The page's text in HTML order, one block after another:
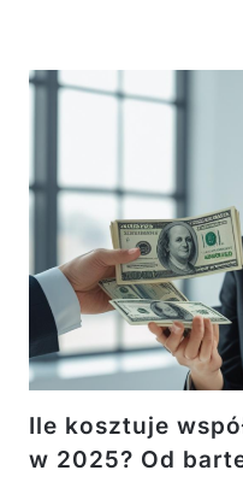
Ile kosztuje
w 2025? Od